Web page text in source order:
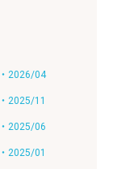
・2026/04
・2025/11
・2025/06
・2025/01